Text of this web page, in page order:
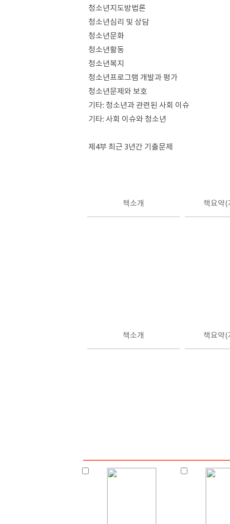
청소년지도방법론
청소년심리 및 상담
청소년문화
청소년활동
청소년복지
청소년프로그램 개발과 평가
청소년문제와 보호
기타: 청소년과 관련된 사회 이슈
기타: 사회 이슈와 청소년
제4부 최근 3년간 기출문제
책소개 책요약(
책소개 책요약(